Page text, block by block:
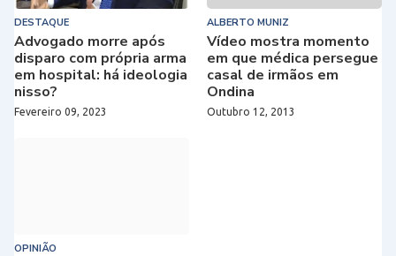
DESTAQUE
Advogado morre após
disparo com própria arma
em hospital: há ideologia
nisso?
Fevereiro 09, 2023
ALBERTO MUNIZ
Vídeo mostra momento
em que médica persegue
casal de irmãos em
Ondina
Outubro 12, 2013
OPINIÃO